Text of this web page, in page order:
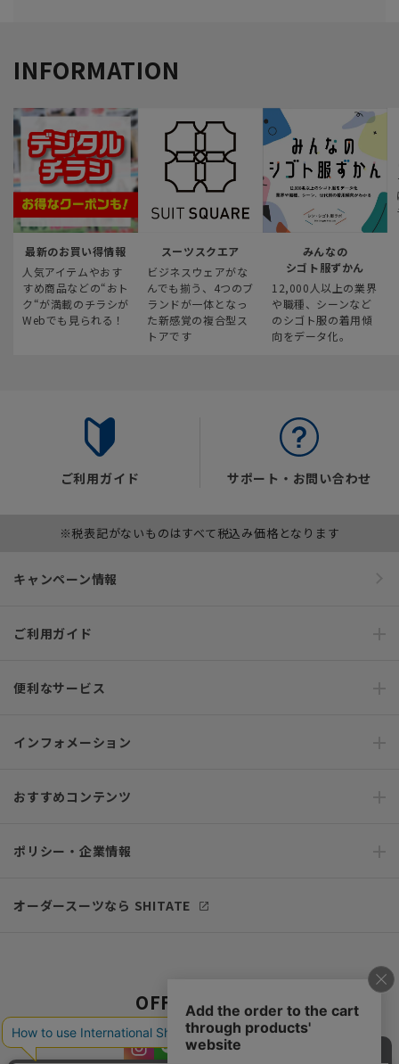
INFORMATION
最新のお買い得情報
人気アイテムやおす
すめ商品などの“おト
ク“が満載のチラシが
Webでも見られる！
スーツスクエア
ビジネスウェアがな
んでも揃う、4つのブ
ランドが一体となっ
た新感覚の複合型ス
トアです
みんなの
シゴト服ずかん
12,000人以上の業界
や職種、シーンなど
のシゴト服の着用傾
向をデータ化。
ご利用ガイド サポート・お問い合わせ
※税表記がないものはすべて税込み価格となります
キャンペーン情報
ご利用ガイド
便利なサービス
インフォメーション
おすすめコンテンツ
ポリシー・企業情報
オーダースーツなら SHITATE
OFFICIAL SNS